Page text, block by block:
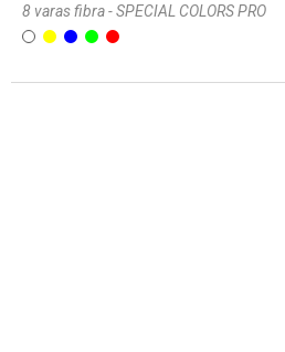
8 varas fibra - SPECIAL COLORS PRO